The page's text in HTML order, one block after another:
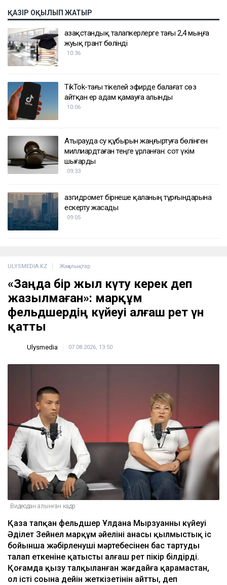
ҚАЗІР ОҚЫЛЫП ЖАТЫР
Қазақстандық талапкерлерге тағы 2,4 мыңға
жуық грант бөлінді
10:36
TikTok-тағы тікелей эфирде балағат сөз
айтқан ер адам қамауға алынды
10:06
Атырауда су құбырын жаңғыртуға бөлінген
миллиардтаған теңге ұрланған: сот үкім
шығарды
09:33
Қазгидромет бірнеше қаланың тұрғындарына
ескерту жасады
09:05
ULYSMEDIA.KZ Жаңалықтар
«Заңда бір жыл күту керек деп
жазылмаған»: марқұм
фельдшердің күйеуі алғаш рет үн
қатты
Ulysmedia 07.08.2026, 13:50
Видеодан алынған кадр
Қаза тапқан фельдшер Ұлдана Мырзуанның күйеуі
Әділет Зейнел марқұм әйелінің анасы қылмыстық іс
бойынша жәбірленуші мәртебесінен бас тартуды
талап еткеніне қатысты алғаш рет пікір білдірді.
Қоғамда қызу талқыланған жағдайға қарамастан,
ол істі соңына дейін жеткізетінін айтты, деп